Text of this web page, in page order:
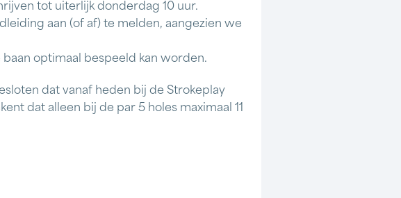
tot uiterlijk donderdag 10 uur.
aan (of af) te melden, aangezien we
optimaal bespeeld kan worden.
dat vanaf heden bij de Strokeplay
dat alleen bij de par 5 holes maximaal 11